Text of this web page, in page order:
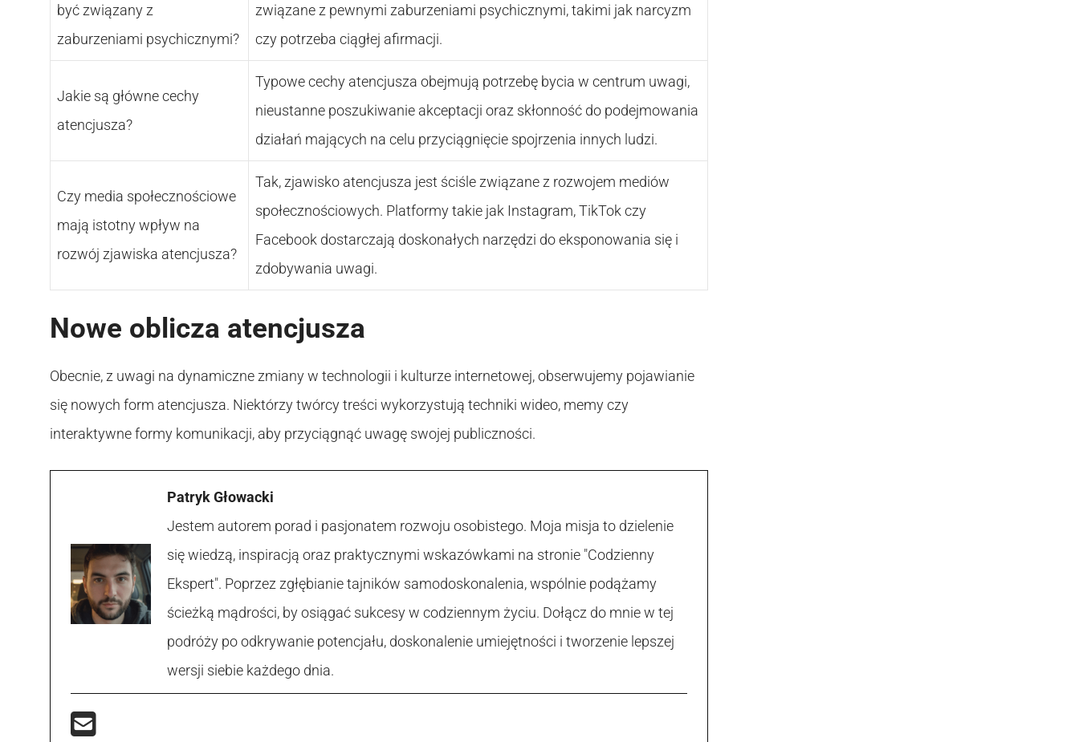
być związany z
zaburzeniami psychicznymi?
związane z pewnymi zaburzeniami psychicznymi, takimi jak narcyzm
czy potrzeba ciągłej afirmacji.
Jakie są główne cechy
atencjusza?
Typowe cechy atencjusza obejmują potrzebę bycia w centrum uwagi,
nieustanne poszukiwanie akceptacji oraz skłonność do podejmowania
działań mających na celu przyciągnięcie spojrzenia innych ludzi.
Czy media społecznościowe
mają istotny wpływ na
rozwój zjawiska atencjusza?
Tak, zjawisko atencjusza jest ściśle związane z rozwojem mediów
społecznościowych. Platformy takie jak Instagram, TikTok czy
Facebook dostarczają doskonałych narzędzi do eksponowania się i
zdobywania uwagi.
Nowe oblicza atencjusza
Obecnie, z uwagi na dynamiczne zmiany w technologii i kulturze internetowej, obserwujemy pojawianie
się nowych form atencjusza. Niektórzy twórcy treści wykorzystują techniki wideo, memy czy
interaktywne formy komunikacji, aby przyciągnąć uwagę swojej publiczności.
Patryk Głowacki
Jestem autorem porad i pasjonatem rozwoju osobistego. Moja misja to dzielenie
się wiedzą, inspiracją oraz praktycznymi wskazówkami na stronie "Codzienny
Ekspert". Poprzez zgłębianie tajników samodoskonalenia, wspólnie podążamy
ścieżką mądrości, by osiągać sukcesy w codziennym życiu. Dołącz do mnie w tej
podróży po odkrywanie potencjału, doskonalenie umiejętności i tworzenie lepszej
wersji siebie każdego dnia.